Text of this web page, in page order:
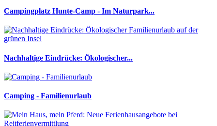
Campingplatz Hunte-Camp - Im Naturpark...
Nachhaltige Eindrücke: Ökologischer...
Camping - Familienurlaub